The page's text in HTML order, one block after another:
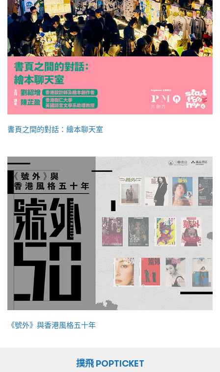
書頁之間的對話：繪本聊天室
《號外》與香港風格五十年
撲飛 POPTICKET